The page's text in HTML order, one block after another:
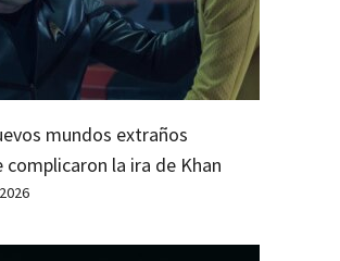
mundos extraños
la ira de Khan